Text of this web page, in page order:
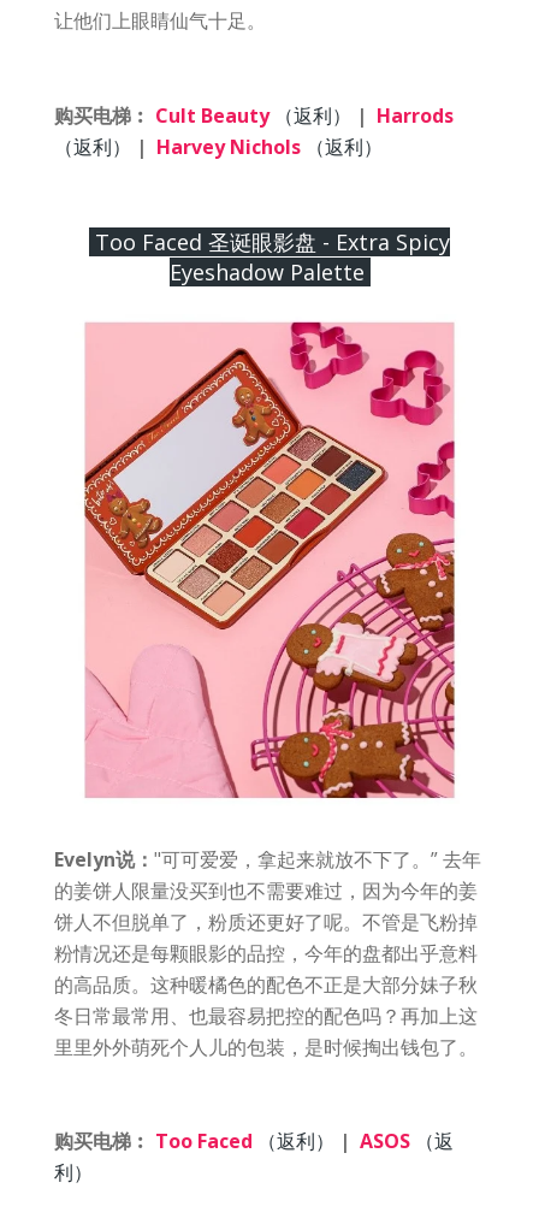
让他们上眼睛仙气十足。
购买电梯︰ Cult Beauty （返利） | Harrods
（返利）
| Harvey Nichols （返利）
Too Faced 圣诞眼影盘 - Extra Spicy
Eyeshadow Palette
Evelyn说： "可可爱爱，拿起来就放不下了。” 去年
的姜饼人限量没买到也不需要难过，因为今年的姜
饼人不但脱单了，粉质还更好了呢。不管是飞粉掉
粉情况还是每颗眼影的品控，今年的盘都出乎意料
的高品质。这种暖橘色的配色不正是大部分妹子秋
冬日常最常用、也最容易把控的配色吗？再加上这
里里外外萌死个人儿的包装，是时候掏出钱包了。
购买电梯︰ Too Faced （返利） | ASOS
（返
利）